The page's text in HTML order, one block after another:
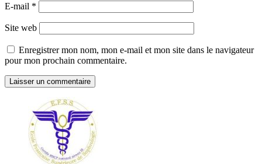
E-mail *
Site web
Enregistrer mon nom, mon e-mail et mon site dans le navigateur
pour mon prochain commentaire.